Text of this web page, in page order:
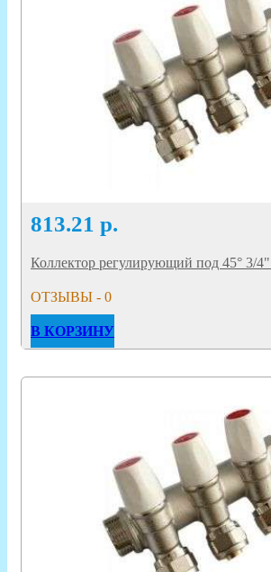
813.21 р.
Коллектор регулирующий под 45° 3/
ОТЗЫВЫ - 0
В КОРЗИНУ